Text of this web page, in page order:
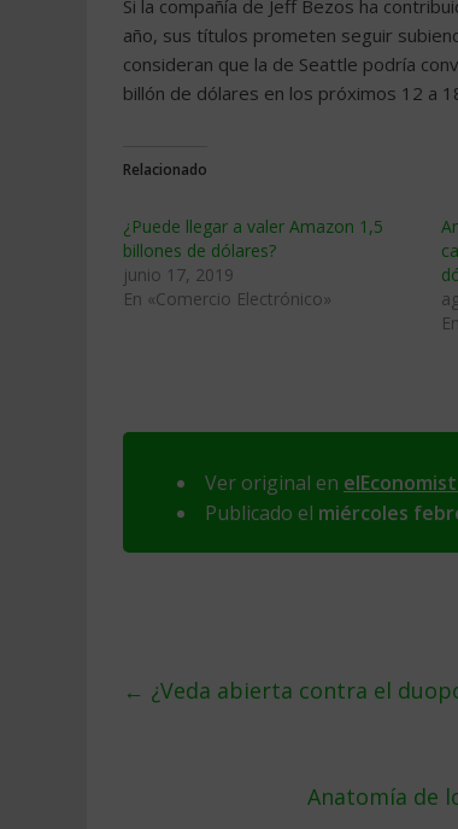
Si la compañía de Jeff Bezos ha
año, sus títulos prometen seguir
consideran que la de Seattle podría
billón de dólares en los próximos 12 a
Relacionado
¿Puede llegar a valer Amazon 1,5
billones de dólares?
junio 17, 2019
En «Comercio Electrónico»
Ver original en
Publicado el miércoles
← ¿Veda abierta contra el
Anatomía de